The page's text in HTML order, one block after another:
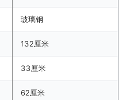
玻璃钢
132厘米
33厘米
62厘米